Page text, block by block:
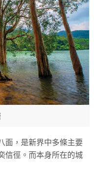
面，是新界中多條主要
信徑。而本身所在的城